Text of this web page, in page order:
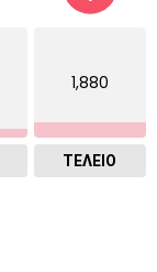
1,880
ΤΕΛΕΙΟ